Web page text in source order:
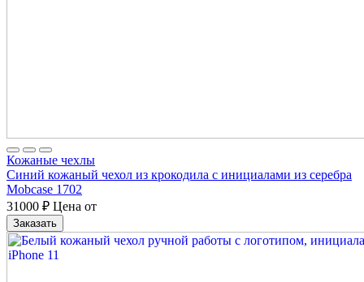
Кожаные чехлы
Синий кожаный чехол из крокодила с инициалами из серебра
Mobcase 1702
31000 ₽ Цена от
Заказать